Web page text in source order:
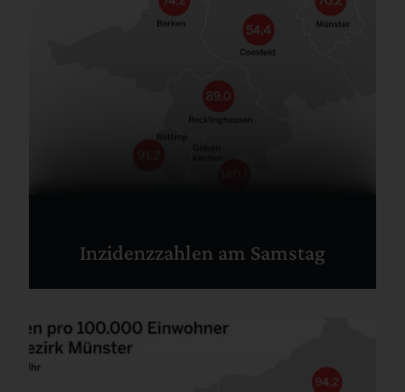
Inzidenzzahlen am Samstag